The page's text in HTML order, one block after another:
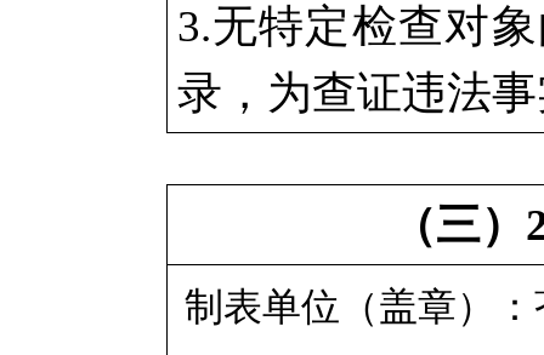
3.无特定检查对
录，为查证违法
（三
制表单位（盖章）